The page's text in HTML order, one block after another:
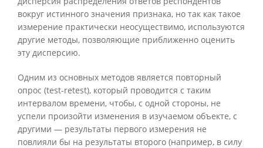
вокруг истинного значения признака, но так как такое
измерение практически неосуществимо, используются
другие методы, позволяющие приближенно оценить
эту дисперсию.
Одним из основных методов является повторный
опрос (test-retest), который проводится с таким
интервалом времени, чтобы, с одной стороны, не
успели произойти изменения в изучаемом объекте, с
другими — результаты первого измерения не
повлияли бы на результаты второго (например, в силу